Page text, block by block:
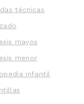
técnicas
mayos
menor
infantil